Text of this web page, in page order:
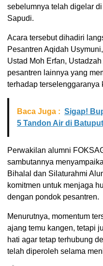
sebelumnya telah digelar
Sapudi.
Acara tersebut dihadiri
Pesantren Aqidah
Ustad Moh Erfan,
pesantren lainnya yang
terhadap terselenggaranya
Baca Juga : Sigap!
5 Tandon Air di
Perwakilan alumni
sambutannya
Bihalal dan Silaturahmi
komitmen untuk menjaga
dengan pondok pesantren.
Menurutnya, momentum
ajang temu kangen, tetapi
hati agar tetap terhubung
telah diperoleh selama